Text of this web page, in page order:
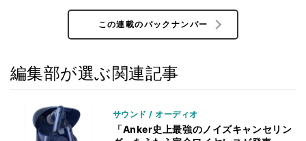
この連載のバックナンバー
編集部が選ぶ関連記事
サウンド / オーディオ
「Anker史上最強のノイズキャンセリン